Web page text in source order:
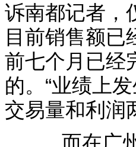
诉南都记者，
目前销售额已
前七个月已经
的。“业绩上
交易量和利润
而在广州